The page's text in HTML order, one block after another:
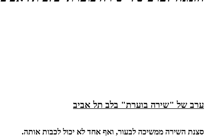
ערב של "שירה בוערת" בלב תל אביב
סצנת השירה ממשיכה לבעור, ואף אחד לא יכול לכבות אותה.